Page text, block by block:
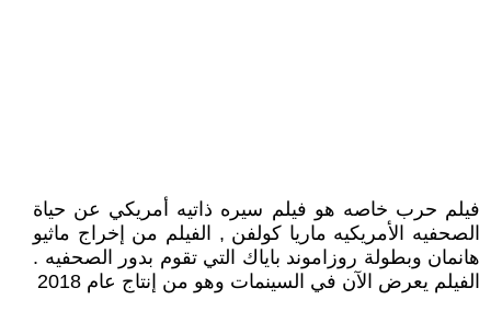
فيلم حرب خاصه هو فيلم سيره ذاتيه أمريكي عن حياة
الصحفيه الأمريكيه ماريا كولفن , الفيلم من إخراج ماثيو
هانمان وبطولة روزاموند باياك التي تقوم بدور الصحفيه .
الفيلم يعرض الآن في السينمات وهو من إنتاج عام 2018